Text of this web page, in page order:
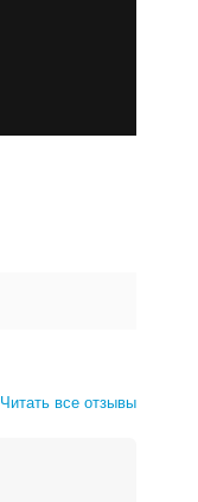
Читать все отзывы